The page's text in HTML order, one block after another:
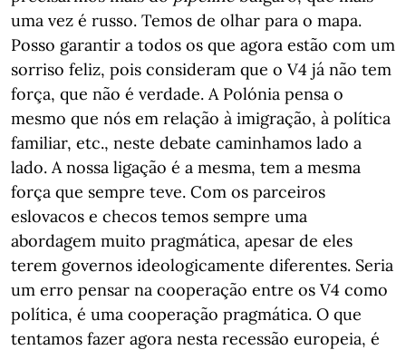
uma vez é russo. Temos de olhar para o mapa.
Posso garantir a todos os que agora estão com um
sorriso feliz, pois consideram que o V4 já não tem
força, que não é verdade. A Polónia pensa o
mesmo que nós em relação à imigração, à política
familiar, etc., neste debate caminhamos lado a
lado. A nossa ligação é a mesma, tem a mesma
força que sempre teve. Com os parceiros
eslovacos e checos temos sempre uma
abordagem muito pragmática, apesar de eles
terem governos ideologicamente diferentes. Seria
um erro pensar na cooperação entre os V4 como
política, é uma cooperação pragmática. O que
tentamos fazer agora nesta recessão europeia, é